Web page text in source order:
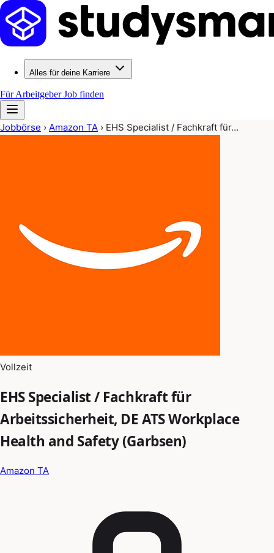
Alles für deine Karriere
Für ArbeitgeberJob finden
Jobbörse › Amazon TA › EHS Specialist / Fachkraft für…
Vollzeit
EHS Specialist / Fachkraft für
Arbeitssicherheit, DE ATS Workplace
Health and Safety (Garbsen)
Amazon TA